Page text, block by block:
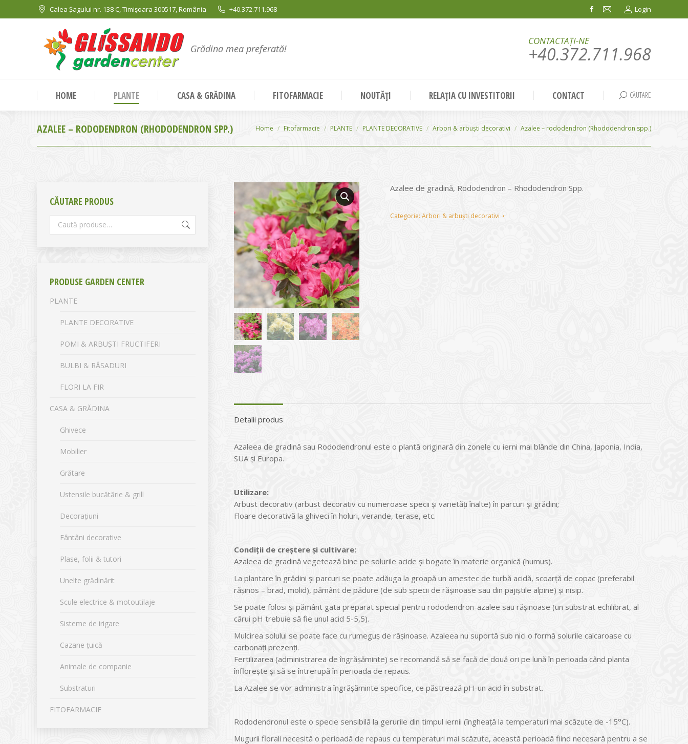
Calea Șagului nr. 138 C, Timișoara 300517, România +40.372.711.968
Facebook
in
window
Mail
in
window
Login
Grădina mea preferată!
CONTACTAȚI-NE
+40.372.711.968
HOME PLANTE CASA & GRĂDINA FITOFARMACIE NOUTĂȚI RELAȚIA CU INVESTITORII CONTACT Search:
CĂUTARE
AZALEE – RODODENDRON (RHODODENDRON SPP.) You are here:
Home Fitofarmacie PLANTE PLANTE DECORATIVE Arbori & arbuști decorativi Azalee – rododendron (Rhododendron spp.)
Azalee de gradină, Rododendron – Rhododendron Spp.
Categorie: Arbori & arbuști decorativi
Detalii produs
Azaleea de gradină sau Rododendronul este o plantă originară din zonele cu ierni mai blânde din China, Japonia, India,
SUA și Europa.
Utilizare:
Arbust decorativ (arbust decorativ cu numeroase specii și varietăți înalte) în parcuri și grădini;
Floare decorativă la ghiveci în holuri, verande, terase, etc.
Condiții de creștere și cultivare:
Azaleea de gradină vegetează bine pe solurile acide și bogate în materie organică (humus).
La plantare în grădini și parcuri se poate adăuga la groapă un amestec de turbă acidă, scoarță de copac (preferabil
rășinos – brad, molid), pământ de pădure (de sub specii de rășinoase sau din pajiștile alpine) și nisip.
Se poate folosi și pământ gata preparat special pentru rododendron-azalee sau rășinoase (un substrat echilibrat, al
cărui pH trebuie să fie unul acid 5-5,5).
Mulcirea solului se poate face cu rumeguș de rășinoase. Azaleea nu suportă sub nici o formă solurile calcaroase cu
carbonați prezenți.
Fertilizarea (administrarea de îngrășăminte) se recomandă să se facă de două ori pe lună în perioada când planta
înflorește și să se întrerupă în perioada de repaus.
La Azalee se vor administra îngrășăminte specifice, ce păstrează pH-un acid în substrat.
Rododendronul este o specie sensibilă la gerurile din timpul iernii (îngheață la temperaturi mai scăzute de -15°C).
Mugurii florali necesită o perioadă de repaus cu temperaturi mai scăzute, această perioadă fiind necesară pentru a se
CĂUTARE PRODUS
PRODUSE GARDEN CENTER
PLANTE
PLANTE DECORATIVE
POMI & ARBUȘTI FRUCTIFERI
BULBI & RĂSADURI
FLORI LA FIR
CASA & GRĂDINA
Ghivece
Mobilier
Grătare
Ustensile bucătărie & grill
Decorațiuni
Fântâni decorative
Plase, folii & tutori
Unelte grădinărit
Scule electrice & motoutilaje
Sisteme de irigare
Cazane țuică
Animale de companie
Substraturi
FITOFARMACIE